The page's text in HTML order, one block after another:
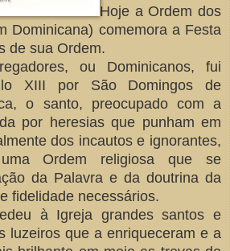
Hoje a Ordem dos
Dominicana) comemora a Festa
de sua Ordem.
ou Dominicanos, fui
XIII por São Domingos de
o santo, preocupado com a
por heresias que punham em
dos incautos e ignorantes,
Ordem religiosa que se
da Palavra e da doutrina da
fidelidade necessários.
à Igreja grandes santos e
luzeiros que a enriqueceram e a